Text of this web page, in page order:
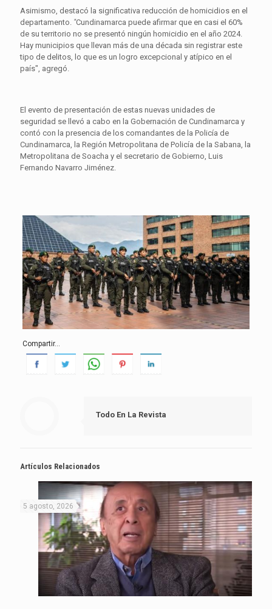
Asimismo, destacó la significativa reducción de homicidios en el
departamento. "Cundinamarca puede afirmar que en casi el 60%
de su territorio no se presentó ningún homicidio en el año 2024.
Hay municipios que llevan más de una década sin registrar este
tipo de delitos, lo que es un logro excepcional y atípico en el
país", agregó.
El evento de presentación de estas nuevas unidades de
seguridad se llevó a cabo en la Gobernación de Cundinamarca y
contó con la presencia de los comandantes de la Policía de
Cundinamarca, la Región Metropolitana de Policía de la Sabana, la
Metropolitana de Soacha y el secretario de Gobierno, Luis
Fernando Navarro Jiménez.
Compartir...
Todo En La Revista
Artículos Relacionados
5 agosto, 2026